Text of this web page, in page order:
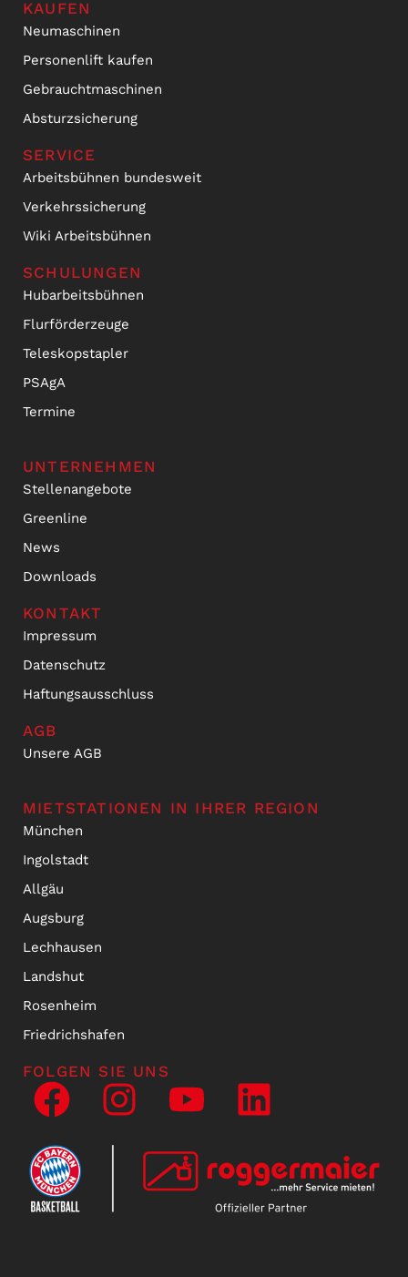
KAUFEN
Neumaschinen
Personenlift kaufen
Gebrauchtmaschinen
Absturzsicherung
SERVICE
Arbeitsbühnen bundesweit
Verkehrssicherung
Wiki Arbeitsbühnen
SCHULUNGEN
Hubarbeitsbühnen
Flurförderzeuge
Teleskopstapler
PSAgA
Termine
UNTERNEHMEN
Stellenangebote
Greenline
News
Downloads
KONTAKT
Impressum
Datenschutz
Haftungsausschluss
AGB
Unsere AGB
MIETSTATIONEN IN IHRER REGION
München
Ingolstadt
Allgäu
Augsburg
Lechhausen
Landshut
Rosenheim
Friedrichshafen
FOLGEN SIE UNS